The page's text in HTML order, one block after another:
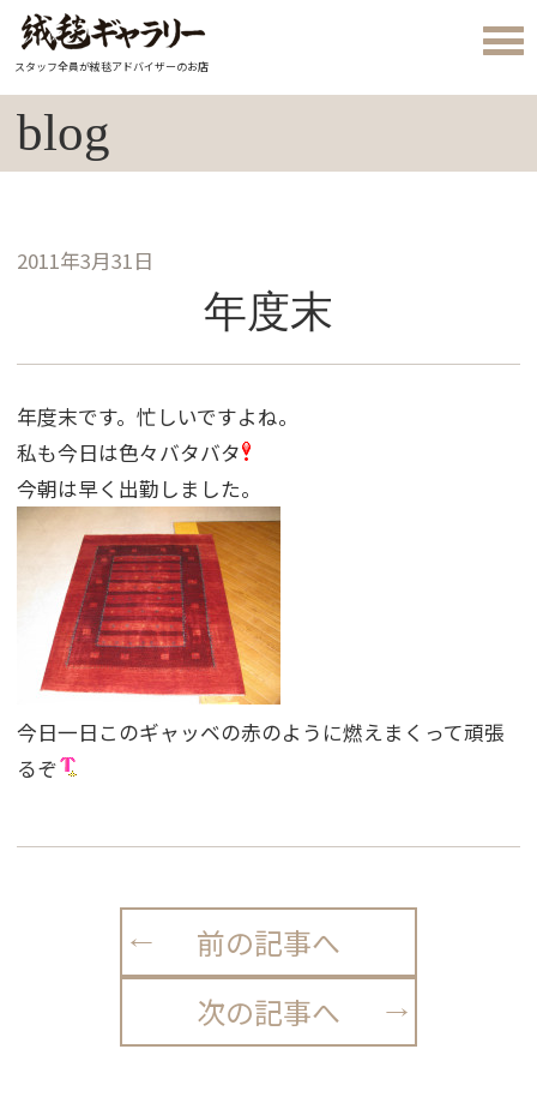
スタッフ全員が絨毯アドバイザーのお店
blog
2011年3月31日
年度末
年度末です。忙しいですよね。
私も今日は色々バタバタ
今朝は早く出勤しました。
今日一日このギャッベの赤のように燃えまくって頑張
るぞ
前の記事へ
次の記事へ